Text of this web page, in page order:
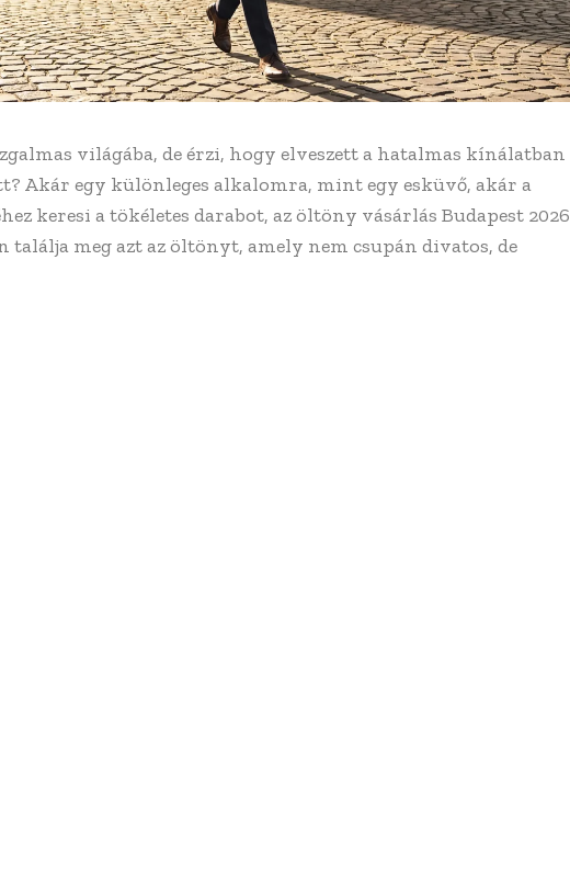
világába, de érzi, hogy elveszett a hatalmas kínálatban
Akár egy különleges alkalomra, mint egy esküvő, akár a
keresi a tökéletes darabot, az öltöny vásárlás Budapest 2026
meg azt az öltönyt, amely nem csupán divatos, de